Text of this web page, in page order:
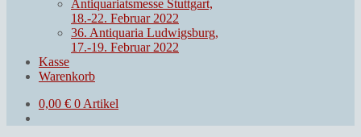
Antiquariatsmesse Stuttgart,
18.-22. Februar 2022
36. Antiquaria Ludwigsburg,
17.-19. Februar 2022
Kasse
Warenkorb
0,00 € 0 Artikel